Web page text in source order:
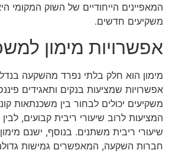
המאפיינים הייחודיים של השוק המקומי
משקיעים חדשים.
אפשרויות מימון
מימון הוא חלק בלתי נפרד מהשקעה
אפשרויות שמציעות בנקים ותאגידים
משקיעים יכולים לבחור בין משכנתאות
המציעות לרוב שיעורי ריבית קבועים,
שיעורי ריבית משתנים. בנוסף, ישנם
חברות השקעה, המאפשרים גמישות